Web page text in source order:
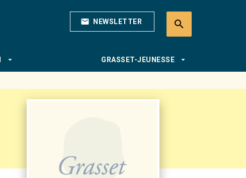
mail NEWSLETTER search
arrow_drop_down GRASSET-JEUNESSE arrow_drop_down